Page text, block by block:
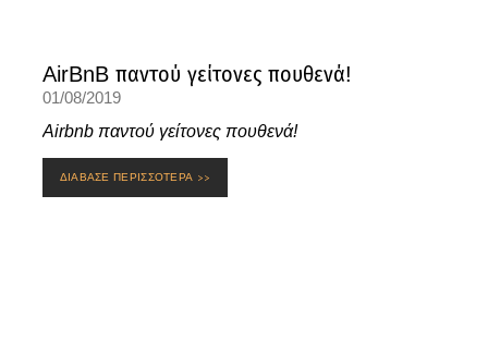
AirBnB παντού γείτονες πουθενά!
01/08/2019
Airbnb παντού γείτονες πουθενά!
ΔΙΑΒΑΣΕ ΠΕΡΙΣΣΟΤΕΡΑ >>